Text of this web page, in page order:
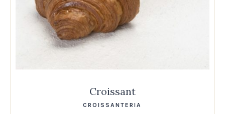
Croissant
CROISSANTERIA